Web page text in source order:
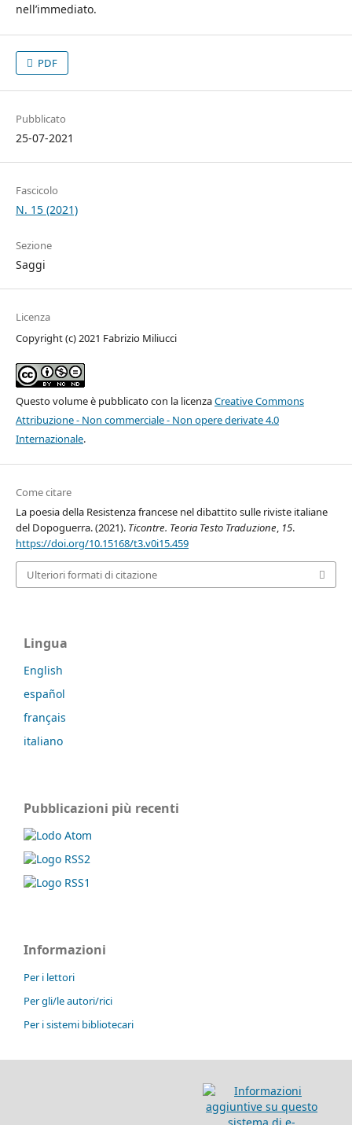
nell’immediato.
PDF
Pubblicato
25-07-2021
Fascicolo
N. 15 (2021)
Sezione
Saggi
Licenza
Copyright (c) 2021 Fabrizio Miliucci
Questo volume è pubblicato con la licenzaCreative Commons
Attribuzione - Non commerciale - Non opere derivate 4.0
Internazionale.
Come citare
La poesia della Resistenza francese nel dibattito sulle riviste italiane
del Dopoguerra. (2021). Ticontre. Teoria Testo Traduzione, 15.
https://doi.org/10.15168/t3.v0i15.459
Ulteriori formati di citazione
Lingua
English
español
français
italiano
Pubblicazioni più recenti
Informazioni
Per i lettori
Per gli/le autori/rici
Per i sistemi bibliotecari